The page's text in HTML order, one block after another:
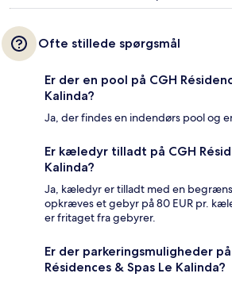
Ofte stillede spørgsmål
Er der en pool på CGH
Kalinda?
Ja, der findes en indendørs pool og
Er kæledyr tilladt på CGH
Kalinda?
Ja, kæledyr er tilladt med en
opkræves et gebyr på 80 EUR pr.
er fritaget fra gebyrer.
Er der parkeringsmuligheder
Résidences & Spas Le Kalinda?